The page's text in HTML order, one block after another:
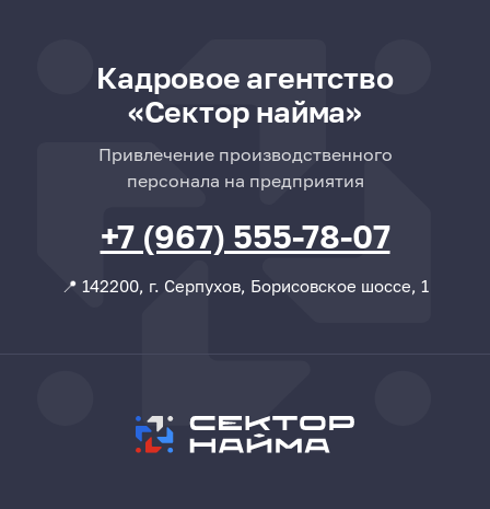
+7 (967) 555-78-07
📍 142200, г. Серпухов, Борисовское шоссе, 1
Привлечение производственного
персонала на предприятия
Кадровое агентство
«Сектор найма»